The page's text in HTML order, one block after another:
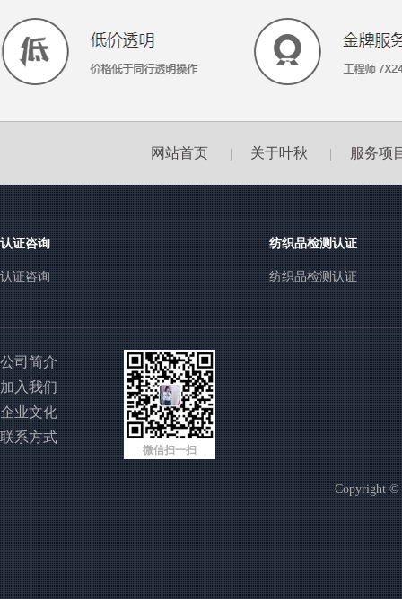
网站首页 | 关于叶秋 | 服务项
认证咨询
认证咨询
纺织品检测认证
纺织品检测认证
公司简介
加入我们
企业文化
联系方式
微信扫一扫
Copyright ©